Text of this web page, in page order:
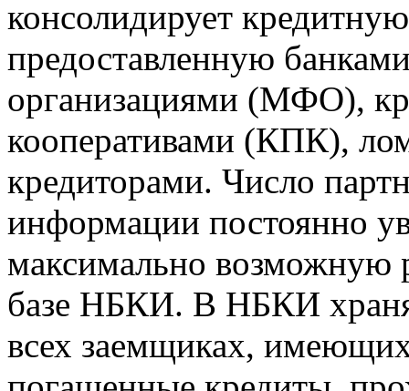
консолидирует
предоставленную
организациями (МФО),
кооперативами (КПК),
кредиторами. Число
информации постоянно
максимально возможную
базе НБКИ. В НБКИ
всех заемщиках,